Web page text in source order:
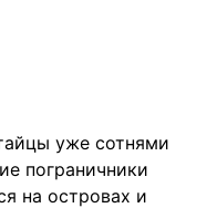
уже сотнями
пограничники
на островах и